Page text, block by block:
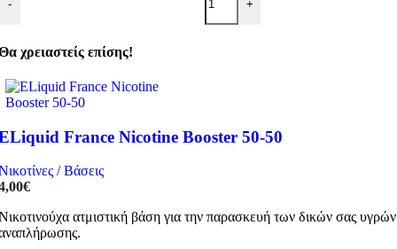
- +
χρειαστείς επίσης!
France Nicotine Booster 50-50
/ Βάσεις
€
ατμιστική βάση για την παρασκευή των δικών σας υγρών